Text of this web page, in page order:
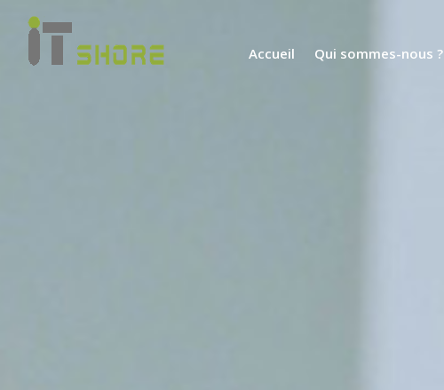
Accueil Qui sommes-nous ?